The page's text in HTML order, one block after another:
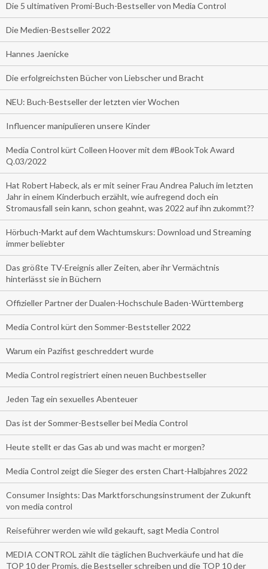
Die 5 ultimativen Promi-Buch-Bestseller von Media Control
Die Medien-Bestseller 2022
Hannes Jaenicke
Die erfolgreichsten Bücher von Liebscher und Bracht
NEU: Buch-Bestseller der letzten vier Wochen
Influencer manipulieren unsere Kinder
Media Control kürt Colleen Hoover mit dem #BookTok Award
Q.03/2022
Hat Robert Habeck, als er mit seiner Frau Andrea Paluch im letzten
Jahr in einem Kinderbuch erzählt, wie aufregend doch ein
Stromausfall sein kann, schon geahnt, was 2022 auf ihn zukommt??
Hörbuch-Markt auf dem Wachtumskurs: Download und Streaming
immer beliebter
Das größte TV-Ereignis aller Zeiten, aber ihr Vermächtnis
hinterlässt sie in Büchern
Offizieller Partner der Dualen-Hochschule Baden-Württemberg
Media Control kürt den Sommer-Beststeller 2022
Warum ein Pazifist geschreddert wurde
Media Control registriert einen neuen Buchbestseller
Jeden Tag ein sexuelles Abenteuer
Das ist der Sommer-Bestseller bei Media Control
Heute stellt er das Gas ab und was macht er morgen?
Media Control zeigt die Sieger des ersten Chart-Halbjahres 2022
Consumer Insights: Das Marktforschungsinstrument der Zukunft
von media control
Reiseführer werden wie wild gekauft, sagt Media Control
MEDIA CONTROL zählt die täglichen Buchverkäufe und hat die
TOP 10 der Promis, die Bestseller schreiben und die TOP 10 der